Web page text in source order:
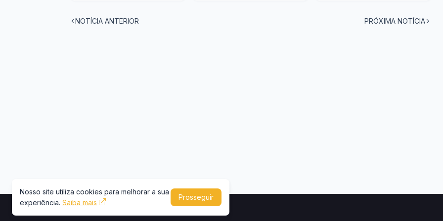
NOTÍCIA ANTERIOR PRÓXIMA NOTÍCIA
Nosso site utiliza cookies para melhorar a sua
experiência. Saiba mais
Prosseguir